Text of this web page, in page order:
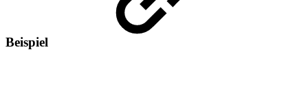
Beispiel